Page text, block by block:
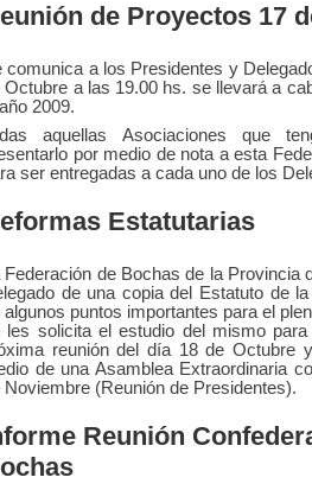
de Proyectos 17
comunica a los Presidentes y
Octubre a las 19.00 hs. se llevará a
2009.
aquellas Asociaciones que
por medio de nota a esta
ser entregadas a cada uno de los
Estatutarias
Federación de Bochas de la Provincia
de una copia del Estatuto de
algunos puntos importantes para el
les solicita el estudio del mismo
reunión del día 18 de Octubre
de una Asamblea Extraordinaria
Noviembre (Reunión de Presidentes).
Reunión